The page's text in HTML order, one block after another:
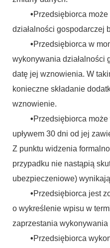
•Przedsiębiorca
działalności gospodarczej
•Przedsiębiorca w
wykonywania działalności
datę jej wznowienia. W
konieczne składanie
wznowienie.
•Przedsiębiorca
upływem 30 dni od jej
Z punktu widzenia
przypadku nie nastąpią
ubezpieczeniowe)
•Przedsiębiorca jest
o wykreślenie wpisu w
zaprzestania
•Przedsiębiorca